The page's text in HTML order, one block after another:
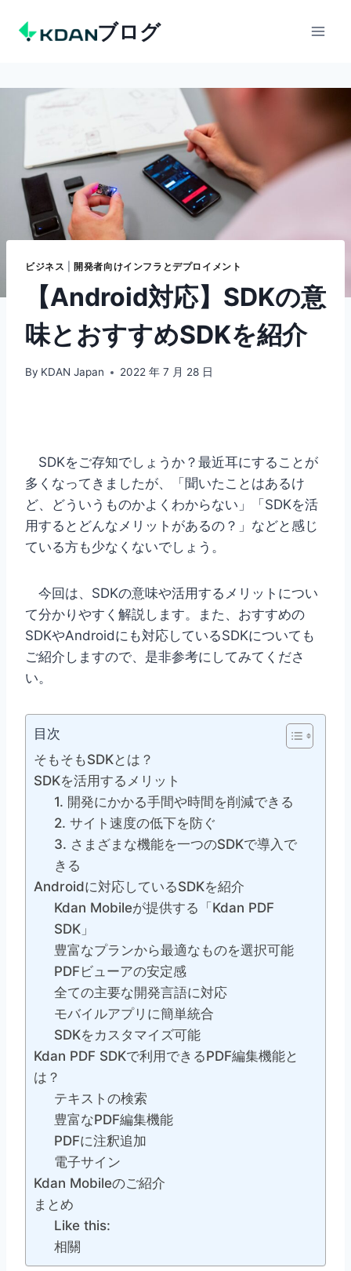
ブログ
ビジネス |開発者向けインフラとデプロイメント
【Android対応】SDKの意
味とおすすめSDKを紹介
By KDAN Japan 2022 年 7 月 28 日
SDKをご存知でしょうか？最近耳にすることが
多くなってきましたが、「聞いたことはあるけ
ど、どういうものかよくわからない」「SDKを活
用するとどんなメリットがあるの？」などと感じ
ている方も少なくないでしょう。
今回は、SDKの意味や活用するメリットについ
て分かりやすく解説します。また、おすすめの
SDKやAndroidにも対応しているSDKについても
ご紹介しますので、是非参考にしてみてくださ
い。
目次
そもそもSDKとは？
SDKを活用するメリット
1. 開発にかかる手間や時間を削減できる
2. サイト速度の低下を防ぐ
3. さまざまな機能を一つのSDKで導入で
きる
Androidに対応しているSDKを紹介
Kdan Mobileが提供する「Kdan PDF
SDK」
豊富なプランから最適なものを選択可能
PDFビューアの安定感
全ての主要な開発言語に対応
モバイルアプリに簡単統合
SDKをカスタマイズ可能
Kdan PDF SDKで利用できるPDF編集機能と
は？
テキストの検索
豊富なPDF編集機能
PDFに注釈追加
電子サイン
Kdan Mobileのご紹介
まとめ
Like this:
相關